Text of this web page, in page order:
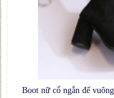
Boot nữ cổ ngắn đế